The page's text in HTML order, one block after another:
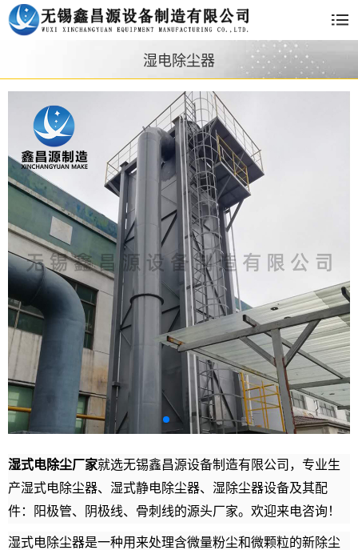
湿电除尘器
湿式电除尘厂家就选无锡鑫昌源设备制造有限公司，专业生
产湿式电除尘器、湿式静电除尘器、湿除尘器设备及其配
件：阳极管、阴极线、骨刺线的源头厂家。欢迎来电咨询！
湿式电除尘器是一种用来处理含微量粉尘和微颗粒的新除尘